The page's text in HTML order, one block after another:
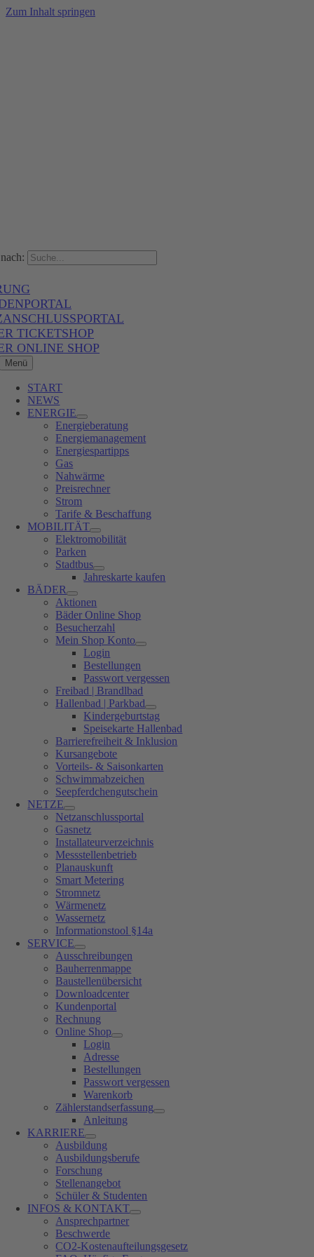
Zum Inhalt springen
TICKETSHOP
ONLINE SHOP
Menü
START
NEWS
ENERGIE
Energieberatung
Energiemanagement
Energiespartipps
Gas
Nahwärme
Preisrechner
Strom
Tarife & Beschaffung
MOBILITÄT
Elektromobilität
Parken
Stadtbus
Jahreskarte kaufen
BÄDER
Aktionen
Bäder Online Shop
Besucherzahl
Mein Shop Konto
Login
Bestellungen
Passwort vergessen
Freibad | Brandlbad
Hallenbad | Parkbad
Kindergeburtstag
Speisekarte Hallenbad
Barrierefreiheit & Inklusion
Kursangebote
Vorteils- & Saisonkarten
Schwimmabzeichen
Seepferdchengutschein
NETZE
Netzanschlussportal
Gasnetz
Installateurverzeichnis
Messstellenbetrieb
Planauskunft
Smart Metering
Stromnetz
Wärmenetz
Wassernetz
Informationstool §14a
SERVICE
Ausschreibungen
Bauherrenmappe
Baustellenübersicht
Downloadcenter
Kundenportal
Rechnung
Online Shop
Login
Adresse
Bestellungen
Passwort vergessen
Warenkorb
Zählerstandserfassung
Anleitung
KARRIERE
Ausbildung
Ausbildungsberufe
Forschung
Stellenangebot
Schüler & Studenten
INFOS & KONTAKT
Ansprechpartner
Beschwerde
CO2-Kostenaufteilungsgesetz